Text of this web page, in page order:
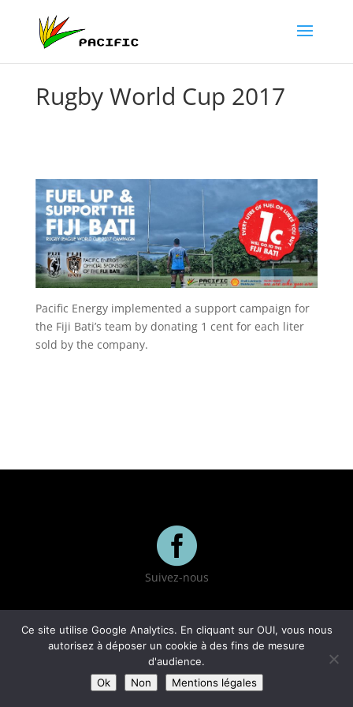
Rugby World Cup 2017
Pacific Energy implemented a support campaign for
the Fiji Bati’s team by donating 1 cent for each liter
sold by the company.

Suivez-nous
Ce site utilise Google Analytics. En cliquant sur OUI, vous nous
autorisez à déposer un cookie à des fins de mesure
d'audience.
Ok
Non Mentions légales